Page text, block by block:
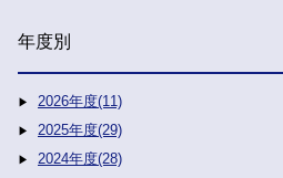
年度別
2026年度(11)
2025年度(29)
2024年度(28)